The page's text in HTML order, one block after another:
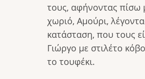
τους, αφήνοντας πίσω
χωριό, Αμούρι,
κατάσταση, που τους
Γιώργο με στιλέτο
το τουφέκι.